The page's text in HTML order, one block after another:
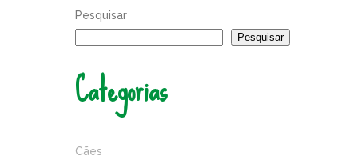
Pesquisar
Pesquisar
Categorias
Cães